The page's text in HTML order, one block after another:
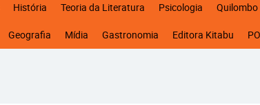
História Teoria da Literatura Psicologia Quilombo
Geografia Mídia Gastronomia Editora Kitabu